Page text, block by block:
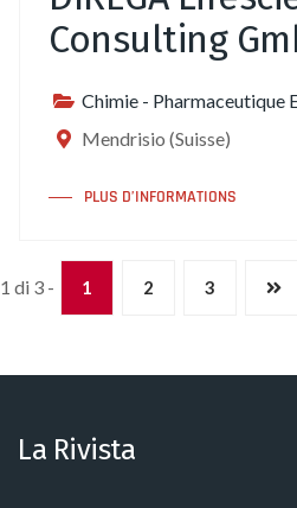
Consulting
Chimie - Pharmaceutique
Mendrisio (Suisse)
PLUS D’INFORMATIONS
1 di 3 - 1 2 3
La Rivista